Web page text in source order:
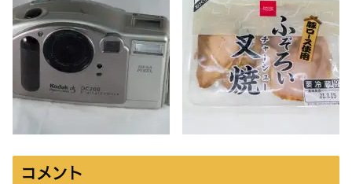
コメント